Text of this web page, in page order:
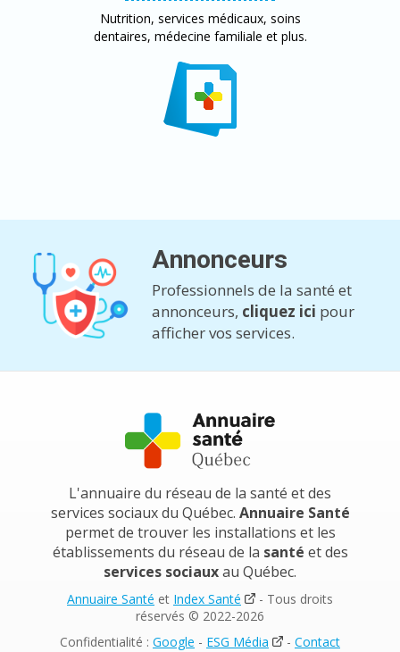
Nutrition, services médicaux, soins
dentaires, médecine familiale et plus.
Annonceurs
Professionnels de la santé et
annonceurs, cliquez ici pour
afficher vos services.
L'annuaire du réseau de la santé et des
services sociaux du Québec. Annuaire Santé
permet de trouver les installations et les
établissements du réseau de la santé et des
services sociauxau Québec.
Annuaire Santé et Index Santé
- Tous droits
réservés © 2022-2026
Confidentialité : Google - ESG Média - Contact